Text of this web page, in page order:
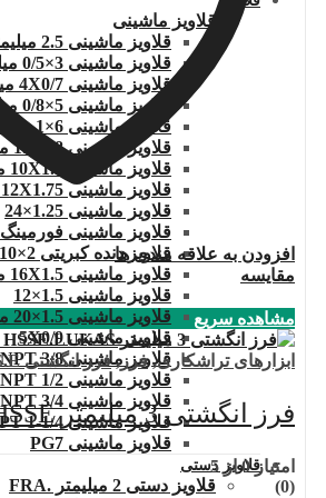
قلاویز ماشینی
قلاویز ماشینی 2.5 میلیمتر
قلاویز ماشینی 3×0/5 میلیمتر.اسکا
قلاویز ماشینی 4X0/7 میلیمتر اسکا
قلاویز ماشینی 5×0/8 میلیمتر اسکا
قلاویز ماشینی 6×1 میلیمتر اسکا
قلاویز ماشینی 8×1.25 میلیمتر .اسکا
قلاویز ماشینی 10X1.5 میلیمتر .اسکا
قلاویز ماشینی 12X1.75 میلیمتر اسکا
قلاویز ماشینی 1.25×24
قلاویز ماشینی فورمینگ 1×6
قلاویز دنده کبریتی 2×10 چپ
قلاویز ماشینی 16X1.5 مارپیچ
قلاویز ماشینی 1.5×12
قلاویز ماشینی 1.5×20 مارپیچ چپ
قلاویز ماشینی 5X0/9
قلاویز ماشینی 3/8 NPT
قلاویز ماشینی 1/2 NPT
قلاویز ماشینی 3/4 NPT
قلاویز ماشینی 1/4-1 NPT
قلاویز ماشینی PG7
قلاویز دستی
قلاویز دستی 2 میلیمتر .FRA
افزودن به علاقه مندی ها
مقایسه
مشاهده سریع
ابزارهای تراشکاری,فرز,فرز انگشتی HSS.E
فرز انگشتی 3 میلیمتر LUKAS .HSSE
امتیاز0از 5
(0)